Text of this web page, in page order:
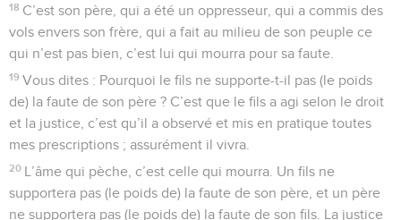
18 C’est son père, qui a été un oppresseur, qui a commis des
vols envers son frère, qui a fait au milieu de son peuple ce
qui n’est pas bien, c’est lui qui mourra pour sa faute.
19 Vous dites : Pourquoi le fils ne supporte-t-il pas (le poids
de) la faute de son père ? C’est que le fils a agi selon le droit
et la justice, c’est qu’il a observé et mis en pratique toutes
mes prescriptions ; assurément il vivra.
20 L’âme qui pèche, c’est celle qui mourra. Un fils ne
supportera pas (le poids de) la faute de son père, et un père
ne supportera pas (le poids de) la faute de son fils. La justice